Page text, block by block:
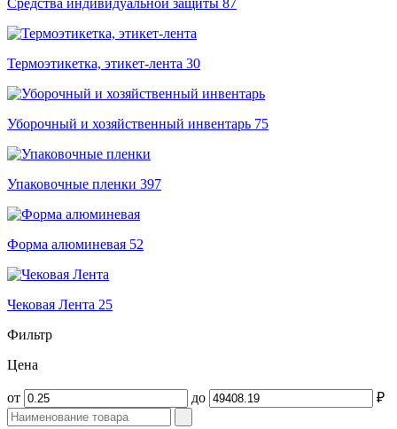
Средства индивидуальной защиты 87
Термоэтикетка, этикет-лента 30
Уборочный и хозяйственный инвентарь 75
Упаковочные пленки 397
Форма алюминевая 52
Чековая Лента 25
Фильтр
Цена
от до ₽